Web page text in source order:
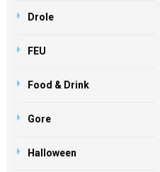
Drole
FEU
Food & Drink
Gore
Halloween